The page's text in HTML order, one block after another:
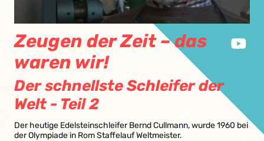
Zeugen der Zeit – das
waren wir!
Der schnellste Schleifer der
Welt - Teil 2
Der heutige Edelsteinschleifer Bernd Cullmann, wurde 1960 bei
der Olympiade in Rom Staffelauf Weltmeister.